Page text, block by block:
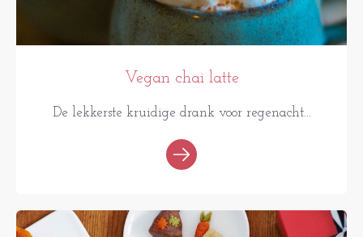
Vegan chai latte
De lekkerste kruidige drank voor regenacht...